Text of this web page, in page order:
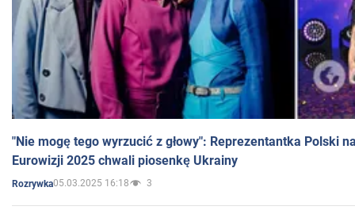
"Nie mogę tego wyrzucić z głowy": Reprezentantka Polski
Eurowizji 2025 chwali piosenkę Ukrainy
Rozrywka05.03.2025 16:18 3